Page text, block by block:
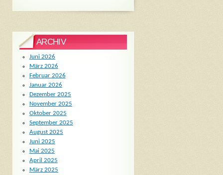
ARCHIV
Juni 2026
März 2026
Februar 2026
Januar 2026
Dezember 2025
November 2025
Oktober 2025
September 2025
August 2025
Juni 2025
Mai 2025
April 2025
März 2025